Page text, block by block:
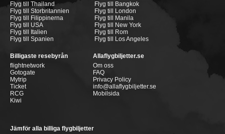
Flyg till Thailand
Flyg till Storbritannien
Flyg till Filippinerna
Flyg till USA
Flyg till Italien
Flyg till Spanien
Flyg till Bangkok
Flyg till London
Flyg till Manila
Flyg till New York
Flyg till Rom
Flyg till Los Angeles
Billigaste resebyrån
flightnetwork
Gotogate
Mytrip
Ticket
RCG
Kiwi
Allaflygbiljetter.se
Om oss
FAQ
Privacy Policy
info@allaflygbiljetter.se
Mobilsida
Jämför alla billiga flygbiljetter